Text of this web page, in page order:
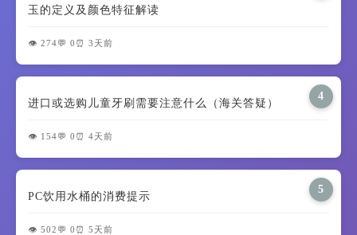
玉的定义及颜色特征解读
👁️ 274💬 0 ⏰ 3天前
4
进口或选购儿童牙刷需要注意什么（海关答疑）
👁️ 154💬 0 ⏰ 4天前
5
PC饮用水桶的消费提示
👁️ 502 💬 0 ⏰ 5天前